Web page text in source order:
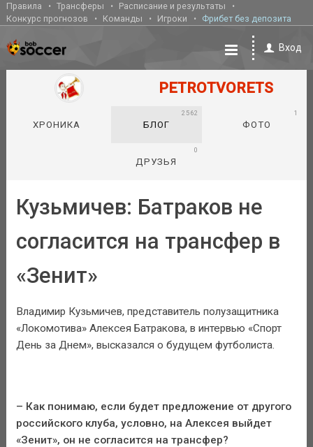
Правила Трансферы
Расписание и результаты
Конкурс прогнозов
Команды Игроки Фрибет без депозита
Вход
PETROTVORETS
ХРОНИКА БЛОГ
2562
ФОТО
1
ДРУЗЬЯ
0
Кузьмичев: Батраков не
согласится на трансфер в
«Зенит»
Владимир Кузьмичев, представитель полузащитника
«Локомотива» Алексея Батракова, в интервью «Спорт
День за Днем», высказался о будущем футболиста.
– Как понимаю, если будет предложение от другого
российского клуба, условно, на Алексея выйдет
«Зенит», он не согласится на трансфер?